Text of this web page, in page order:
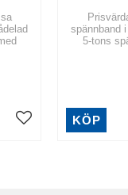
spännband
5-tons
KÖP